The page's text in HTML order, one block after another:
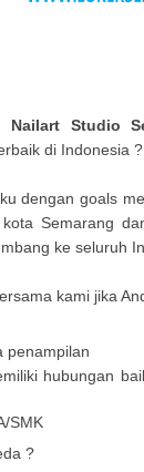
Studio
di Indonesia ?
dengan goals
Semarang
ke seluruh
kami jika
penampilan
hubungan
SMK
?